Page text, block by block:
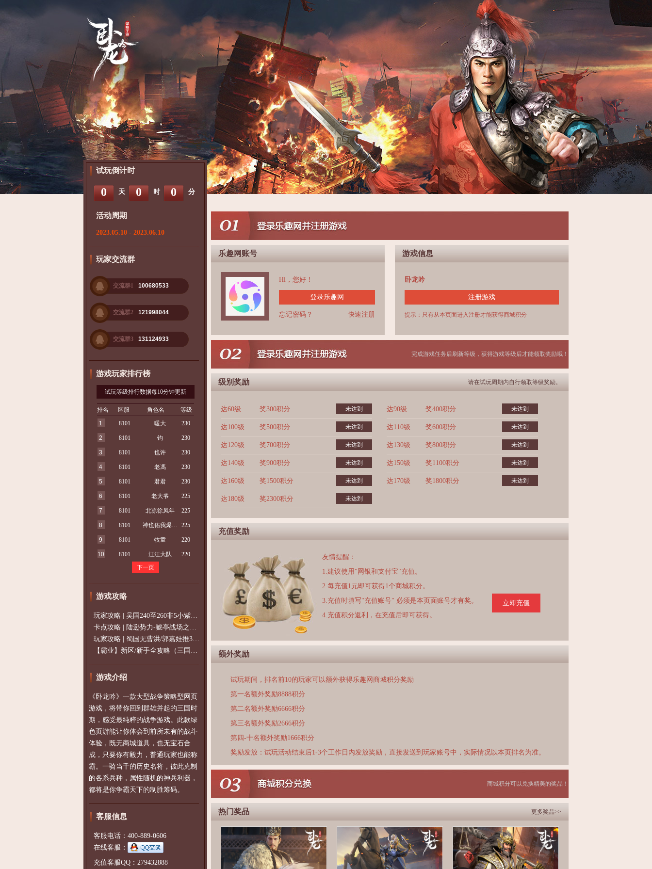
试玩倒计时
0 天 0 时 0 分
活动周期
2023.05.10 - 2023.06.10
玩家交流群
交流群1 100680533
交流群2 121998044
交流群3 131124933
游戏玩家排行榜
试玩等级排行数据每10分钟更新
排名 区服 角色名
等级
1
8101 暖大 230
2 8101 钧 230
3 8101 也许 230
4 8101 老馮 230
5 8101 君君 230
6 8101 老大爷 225
7 8101 北凉徐凤年 225
8 8101 神也佑我爆石头 225
9 8101 牧童 220
10 8101 汪汪大队
220
下一页
游戏攻略
玩家攻略 | 吴国240至260非5小紫过策免
卡点攻略 | 陆逊势力-猇亭战场之陆逊
玩家攻略 | 蜀国无曹洪/郭嘉娃推375级，
【霸业】新区/新手全攻略（三国通用）2
游戏介绍
《卧龙吟》一款大型战争策略型网页
游戏，将带你回到群雄并起的三国时
期，感受最纯粹的战争游戏。此款绿
色页游能让你体会到前所未有的战斗
体验，既无商城道具，也无宝石合
成，只要你有毅力，普通玩家也能称
霸。一骑当千的历史名将，彼此克制
的各系兵种，属性随机的神兵利器，
都将是你争霸天下的制胜筹码。
客服信息
客服电话：400-889-0606
在线客服：
充值客服QQ：279432888
乐趣网账号
Hi，您好！
登录乐趣网
快速注册
忘记密码？
游戏信息
卧龙吟
注册游戏
提示：只有从本页面进入注册才能获得商城积分
完成游戏任务后刷新等级，获得游戏等级后才能领取奖励哦！
级别奖励 请在试玩周期内自行领取等级奖励。
达60级 奖300积分 未达到 达90级 奖400积分 未达到
达100级 奖500积分 未达到 达110级 奖600积分 未达到
达120级 奖700积分 未达到 达130级 奖800积分 未达到
达140级 奖900积分 未达到 达150级 奖1100积分 未达到
达160级 奖1500积分 未达到 达170级 奖1800积分 未达到
达180级 奖2300积分 未达到
充值奖励
友情提醒：
1.建议使用"网银和支付宝"充值。
2.每充值1元即可获得1个商城积分。
3.充值时填写"充值账号" 必须是本页面账号才有奖。
4.充值积分返利，在充值后即可获得。
立即充值
额外奖励
试玩期间，排名前10的玩家可以额外获得乐趣网商城积分奖励
第一名额外奖励8888积分
第二名额外奖励6666积分
第三名额外奖励2666积分
第四-十名额外奖励1666积分
奖励发放：试玩活动结束后1-3个工作日内发放奖励，直接发送到玩家账号中，实际情况以本页排名为准。
商城积分可以兑换精美的奖品！
热门奖品 更多奖品>>